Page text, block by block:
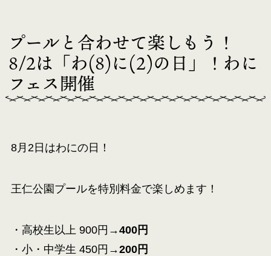
プールと合わせて楽しもう！
8/2は「わ(8)に(2)の日」！わに
フェス開催
8月2日はわにの日！
王仁公園プールを特別料金で楽しめます！
・高校生以上 900円→400円
・小・中学生 450円→200円